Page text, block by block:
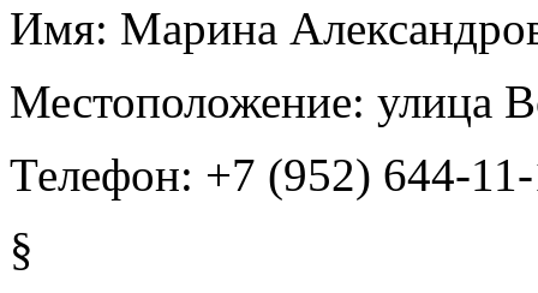
Имя: Марина
Местоположение: улица
Телефон: +7 (952) 644-
§